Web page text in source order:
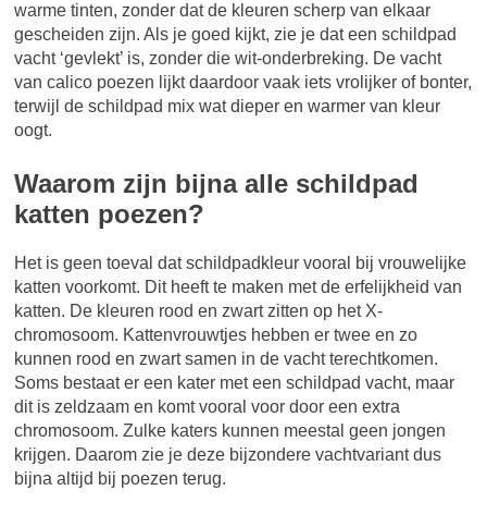
warme tinten, zonder dat de kleuren scherp van elkaar
gescheiden zijn. Als je goed kijkt, zie je dat een schildpad
vacht ‘gevlekt’ is, zonder die wit-onderbreking. De vacht
van calico poezen lijkt daardoor vaak iets vrolijker of bonter,
terwijl de schildpad mix wat dieper en warmer van kleur
oogt.
Waarom zijn bijna alle schildpad
katten poezen?
Het is geen toeval dat schildpadkleur vooral bij vrouwelijke
katten voorkomt. Dit heeft te maken met de erfelijkheid van
katten. De kleuren rood en zwart zitten op het X-
chromosoom. Kattenvrouwtjes hebben er twee en zo
kunnen rood en zwart samen in de vacht terechtkomen.
Soms bestaat er een kater met een schildpad vacht, maar
dit is zeldzaam en komt vooral voor door een extra
chromosoom. Zulke katers kunnen meestal geen jongen
krijgen. Daarom zie je deze bijzondere vachtvariant dus
bijna altijd bij poezen terug.